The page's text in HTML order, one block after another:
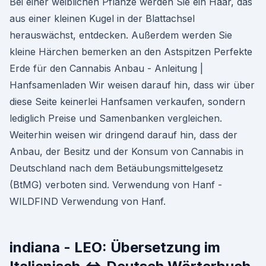
aus einer kleinen Kugel in der Blattachsel
herauswächst, entdecken. Außerdem werden Sie
kleine Härchen bemerken an den Astspitzen Perfekte
Erde für den Cannabis Anbau - Anleitung |
Hanfsamenladen Wir weisen darauf hin, dass wir über
diese Seite keinerlei Hanfsamen verkaufen, sondern
lediglich Preise und Samenbanken vergleichen.
Weiterhin weisen wir dringend darauf hin, dass der
Anbau, der Besitz und der Konsum von Cannabis in
Deutschland nach dem Betäubungsmittelgesetz
(BtMG) verboten sind. Verwendung von Hanf -
WILDFIND Verwendung von Hanf.
indiana - LEO: Übersetzung im